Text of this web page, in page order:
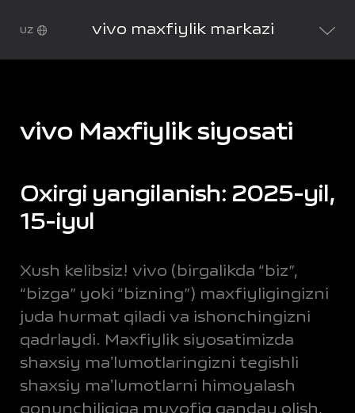
uz vivo maxfiylik markazi
vivo Maxfiylik siyosati
Oxirgi yangilanish: 2025-yil,
15-iyul
Xush kelibsiz! vivo (birgalikda “biz”,
“bizga” yoki “bizning”) maxfiyligingizni
juda hurmat qiladi va ishonchingizni
qadrlaydi. Maxfiylik siyosatimizda
shaxsiy maʼlumotlaringizni tegishli
shaxsiy maʼlumotlarni himoyalash